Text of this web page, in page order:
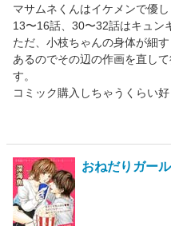
マサムネくんはイケメンで優し
13〜16話、30〜32話はキュン
ただ、小枝ちゃんの身体が細
あるのでその辺の作画を直し
す。
コミック購入しちゃうくらい
おねだりガー